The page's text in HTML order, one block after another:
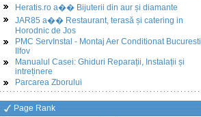
Heratis.ro a�� Bijuterii din aur și diamante
JAR85 a�� Restaurant, terasă și catering in
Horodnic de Jos
PMC ServInstal - Montaj Aer Conditionat Bucuresti
Ilfov
Manualul Casei: Ghiduri Reparații, Instalații și
intreținere
Parcarea Zborului
Page Rank